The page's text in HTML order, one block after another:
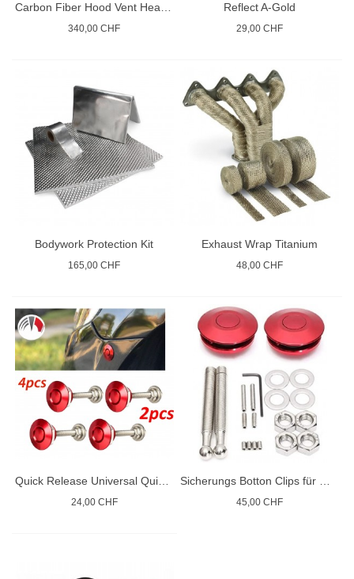
Carbon Fiber Hood Vent Heat WRX STI
340,00 CHF
Reflect A-Gold
29,00 CHF
Bodywork Protection Kit
165,00 CHF
Exhaust Wrap Titanium
48,00 CHF
Quick Release Universal Quick Push Button Lock
24,00 CHF
Sicherungs Botton Clips für Motorhauben Kotflügel Rennsport
45,00 CHF